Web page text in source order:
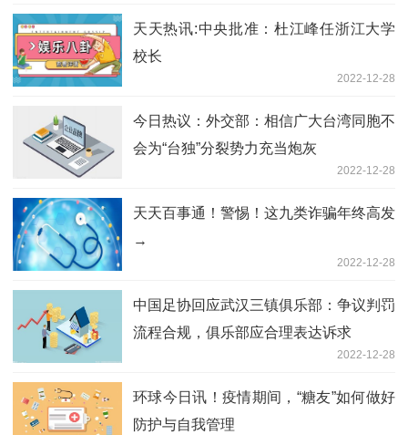
天天热讯:中央批准：杜江峰任浙江大学
校长
2022-12-28
今日热议：外交部：相信广大台湾同胞不
会为“台独”分裂势力充当炮灰
2022-12-28
天天百事通！警惕！这九类诈骗年终高发
→
2022-12-28
中国足协回应武汉三镇俱乐部：争议判罚
流程合规，俱乐部应合理表达诉求
2022-12-28
环球今日讯！疫情期间，“糖友”如何做好
防护与自我管理